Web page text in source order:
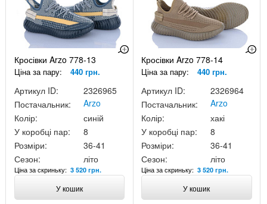
Кросівки Arzo 778-13
Ціна за пару: 440 грн.
Артикул ID:
2326965
Постачальник:
Arzo
Колір:
синій
У коробці пар:
8
Розміри:
36-41
Сезон:
літо
Ціна за скриньку: 3 520 грн.
У кошик
Кросівки Arzo 778-14
Ціна за пару: 440 грн.
Артикул ID:
2326964
Постачальник:
Arzo
Колір:
хакі
У коробці пар:
8
Розміри:
36-41
Сезон:
літо
Ціна за скриньку:3 520 грн.
У кошик